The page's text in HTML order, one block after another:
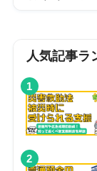
人気記事ラ
1
2